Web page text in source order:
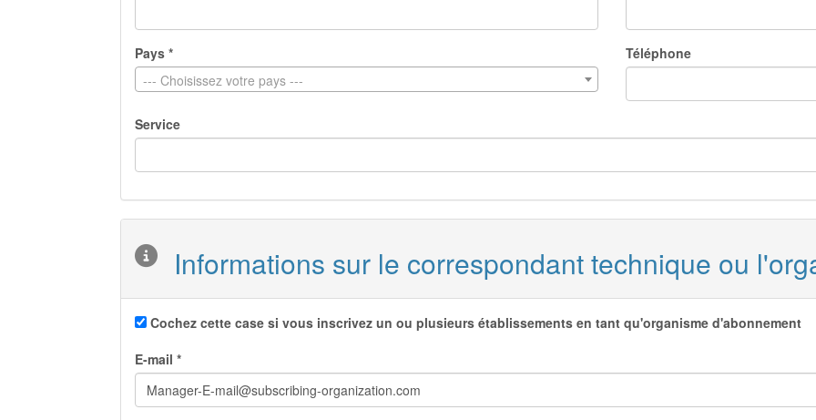
Pays *
--- Choisissez votre pays ---
Téléphone
Service
Informations sur le correspondant technique ou
Cochez cette case si vous inscrivez un ou plusieurs établissements en tant qu'organisme d'abonnement
E-mail *